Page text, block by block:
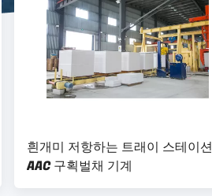
흰개미 저항하는 트래이 스테이션
AAC 구획벌채 기계